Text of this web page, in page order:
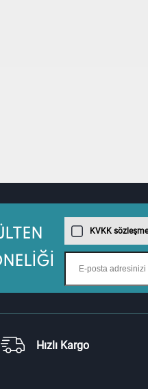
KVKK
Hızlı Kargo